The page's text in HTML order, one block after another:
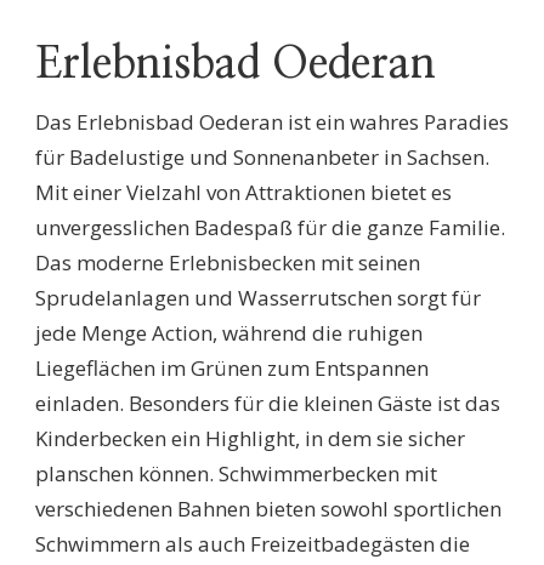
Erlebnisbad Oederan
Das Erlebnisbad Oederan ist ein wahres Paradies
für Badelustige und Sonnenanbeter in Sachsen.
Mit einer Vielzahl von Attraktionen bietet es
unvergesslichen Badespaß für die ganze Familie.
Das moderne Erlebnisbecken mit seinen
Sprudelanlagen und Wasserrutschen sorgt für
jede Menge Action, während die ruhigen
Liegeflächen im Grünen zum Entspannen
einladen. Besonders für die kleinen Gäste ist das
Kinderbecken ein Highlight, in dem sie sicher
planschen können. Schwimmerbecken mit
verschiedenen Bahnen bieten sowohl sportlichen
Schwimmern als auch Freizeitbadegästen die